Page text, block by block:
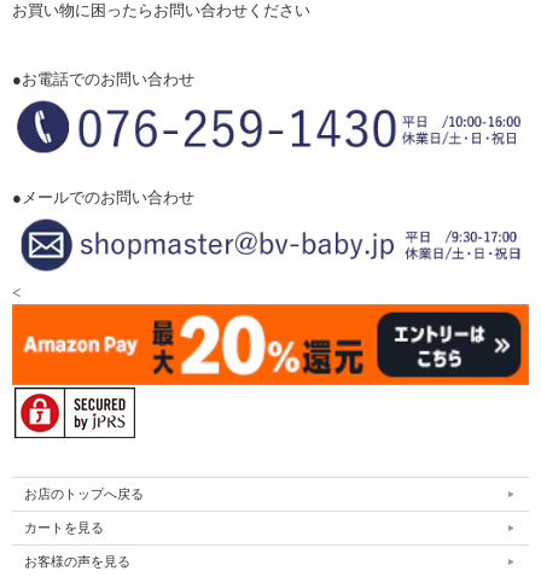
お買い物に困ったらお問い合わせください
●お電話でのお問い合わせ
●メールでのお問い合わせ
<
お店のトップへ戻る
カートを見る
お客様の声を見る